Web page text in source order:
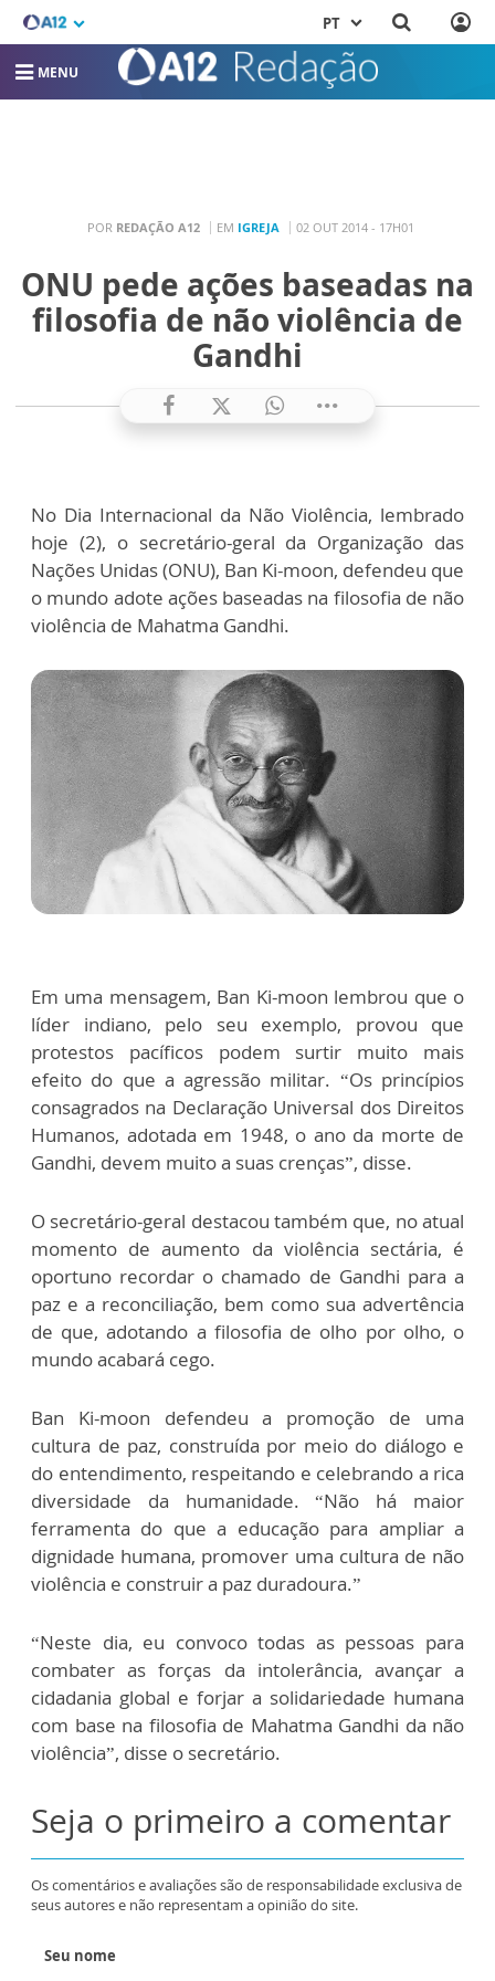
PT
MENU
POR REDAÇÃO A12 EM IGREJA 02 OUT 2014 - 17H01
ONU pede ações baseadas na
filosofia de não violência de
Gandhi
No Dia Internacional da Não Violência, lembrado
hoje (2), o secretário-geral da Organização das
Nações Unidas (ONU), Ban Ki-moon, defendeu que
o mundo adote ações baseadas na filosofia de não
violência de Mahatma Gandhi.
Em uma mensagem, Ban Ki-moon lembrou que o
líder indiano, pelo seu exemplo, provou que
protestos pacíficos podem surtir muito mais
efeito do que a agressão militar. “Os princípios
consagrados na Declaração Universal dos Direitos
Humanos, adotada em 1948, o ano da morte de
Gandhi, devem muito a suas crenças”, disse.
O secretário-geral destacou também que, no atual
momento de aumento da violência sectária, é
oportuno recordar o chamado de Gandhi para a
paz e a reconciliação, bem como sua advertência
de que, adotando a filosofia de olho por olho, o
mundo acabará cego.
Ban Ki-moon defendeu a promoção de uma
cultura de paz, construída por meio do diálogo e
do entendimento, respeitando e celebrando a rica
diversidade da humanidade. “Não há maior
ferramenta do que a educação para ampliar a
dignidade humana, promover uma cultura de não
violência e construir a paz duradoura.”
“Neste dia, eu convoco todas as pessoas para
combater as forças da intolerância, avançar a
cidadania global e forjar a solidariedade humana
com base na filosofia de Mahatma Gandhi da não
violência”, disse o secretário.
Seja o primeiro a comentar
Os comentários e avaliações são de responsabilidade exclusiva de
seus autores e não representam a opinião do site.
Seu nome